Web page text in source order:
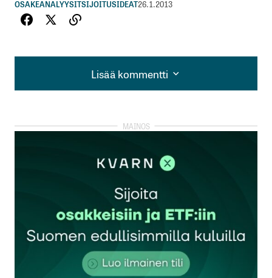
OSAKEANALYYSITSIJOITUSIDEAT26.1.2013
Lisää kommentti
Lisää kommentti
kirjautua
rekisteröityä
Sähköpostiosoitettasi ei julkaista.Pakolliset
kentät on merkitty*